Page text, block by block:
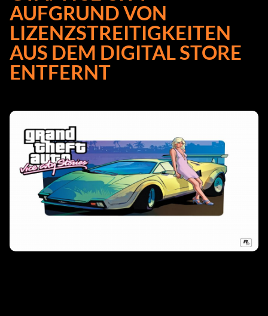
AUFGRUND VON
LIZENZSTREITIGKEITEN
AUS DEM DIGITAL STORE
ENTFERNT